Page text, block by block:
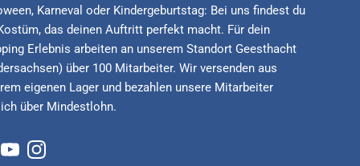
Karneval oder Kindergeburtstag: Bei uns findest du
das deinen Auftritt perfekt macht. Für dein
Erlebnis arbeiten an unserem Standort Geesthacht
über 100 Mitarbeiter. Wir versenden aus
eigenen Lager und bezahlen unsere Mitarbeiter
über Mindestlohn.
YouTubeInstagram